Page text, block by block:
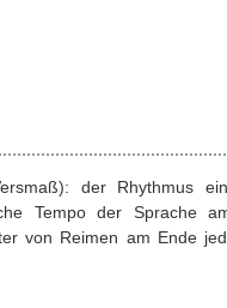
der Rhythmus
Tempo der Sprache
von Reimen am Ende